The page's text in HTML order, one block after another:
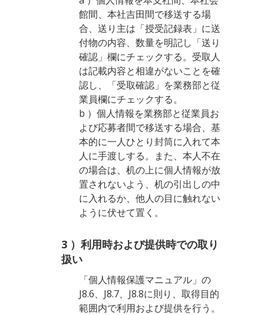
館間、本社吉田間で移送する場
合、送り主は「授受記録表」に送
付物の内容、数量を明記し「送り
確認」欄にチェックする。受取人
は記載内容と相違がないことを確
認し、「受取確認」を業務部と従
業員欄にチェックする。
b ）個人情報を業務部と従業員お
よび応募者間で移送する場合、基
本的に一人ひとり封筒に入れて本
人に手渡しする。また、本人不在
の場合は、机の上に個人情報が放
置されないよう、机の引出しの中
に入れるか、他人の目に触れない
ように伏せて置く。
3 ）利用時および提供時での取り
扱い
「個人情報保護マニュアル」の
J8.6、J8.7、J8.8に則り、取得目的
範囲内で利用および提供を行う。